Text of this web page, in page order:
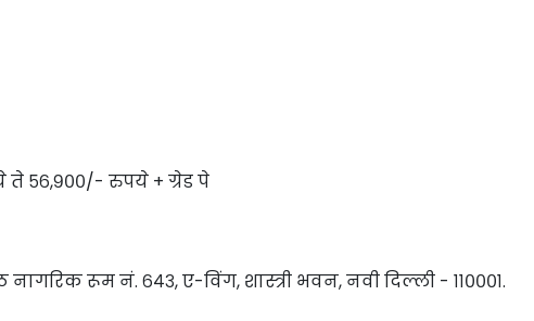
ते ५६,९००/- रुपये + ग्रेड पे
नागरिक रूम नं. ६४३, ए-विंग, शास्त्री भवन, नवी दिल्ली - ११०००१.